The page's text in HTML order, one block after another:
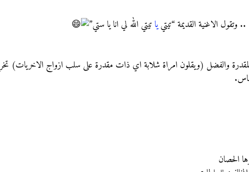
الاغنية القديمة “تيتيياتيتي الله لي انا يا ستي”
والفضل (ويقلون امراة شلابة اي ذات مقدرة على سلب ازواج الاخريات)
الحصان